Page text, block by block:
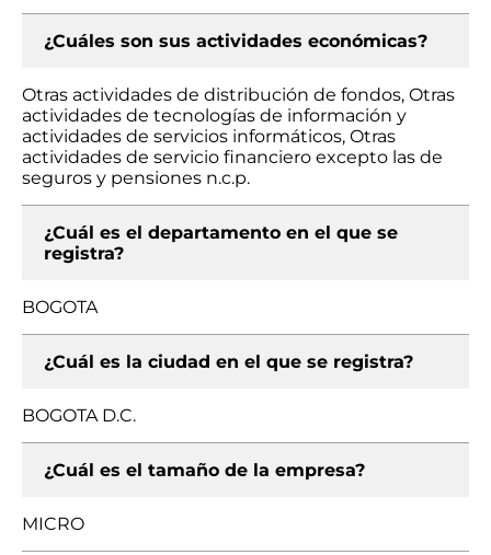
¿Cuáles son sus actividades económicas?
Otras actividades de distribución de fondos, Otras
actividades de tecnologías de información y
actividades de servicios informáticos, Otras
actividades de servicio financiero excepto las de
seguros y pensiones n.c.p.
¿Cuál es el departamento en el que se
registra?
BOGOTA
¿Cuál es la ciudad en el que se registra?
BOGOTA D.C.
¿Cuál es el tamaño de la empresa?
MICRO